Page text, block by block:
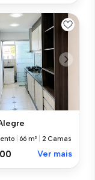
66 m² 2 Camas
Ver mais